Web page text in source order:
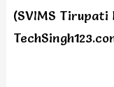
(SVIMS Tirupati